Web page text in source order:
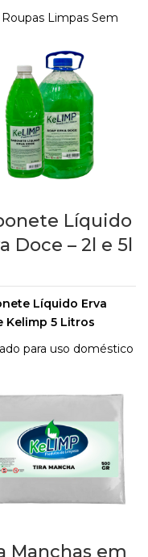
Roupas Limpas Sem
vez e Economize
Conheça Agora!
Líquido
Doce – 2l e 5l
Líquido Erva
Kelimp 5 Litros
para uso doméstico
Kelimp é de extrema
Possui aroma
ação amaciante e
de limpeza, podendo
em qualquer
Manchas em